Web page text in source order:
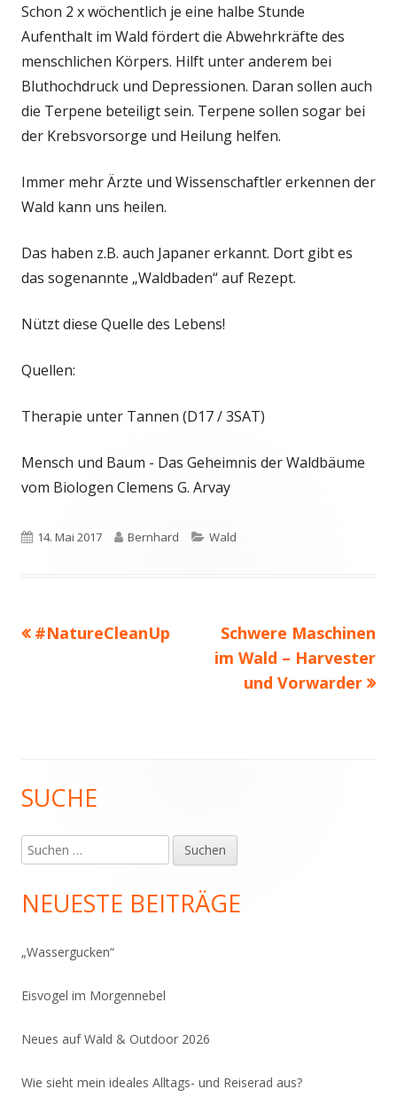
Schon 2 x wöchentlich je eine halbe Stunde
Aufenthalt im Wald fördert die Abwehrkräfte des
menschlichen Körpers. Hilft unter anderem bei
Bluthochdruck und Depressionen. Daran sollen auch
die Terpene beteiligt sein. Terpene sollen sogar bei
der Krebsvorsorge und Heilung helfen.
Immer mehr Ärzte und Wissenschaftler erkennen der
Wald kann uns heilen.
Das haben z.B. auch Japaner erkannt. Dort gibt es
das sogenannte „Waldbaden“ auf Rezept.
Nützt diese Quelle des Lebens!
Quellen:
Therapie unter Tannen (D17 / 3SAT)
Mensch und Baum - Das Geheimnis der Waldbäume
vom Biologen Clemens G. Arvay
Veröffentlicht
14. Mai 2017 Autor
Bernhard Kategorien
Wald
Beitragsnavigation
Vorheriger
#NatureCleanUp
Nächster
Beitrag
Schwere Maschinen
im Wald – Harvester
und Vorwarder
Haupt-
Seitenleiste
SUCHE
Suchen
nach:
NEUESTE BEITRÄGE
„Wassergucken“
Eisvogel im Morgennebel
Neues auf Wald & Outdoor 2026
Wie sieht mein ideales Alltags- und Reiserad aus?